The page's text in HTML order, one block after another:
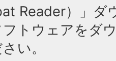
Reader）」ダ
トウェアをダ
い。